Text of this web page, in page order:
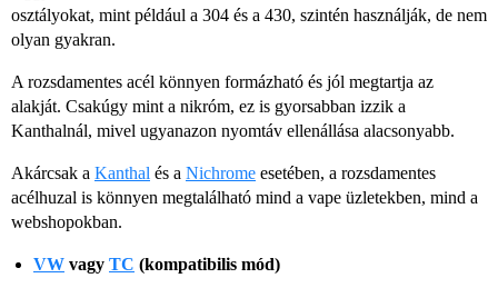
osztályokat, mint például a 304 és a 430, szintén használják, de nem
olyan gyakran.
A rozsdamentes acél könnyen formázható és jól megtartja az
alakját. Csakúgy mint a nikróm, ez is gyorsabban izzik a
Kanthalnál, mivel ugyanazon nyomtáv ellenállása alacsonyabb.
Akárcsak a Kanthal és a Nichrome esetében, a rozsdamentes
acélhuzal is könnyen megtalálható mind a vape üzletekben, mind a
webshopokban.
VW vagy TC (kompatibilis mód)